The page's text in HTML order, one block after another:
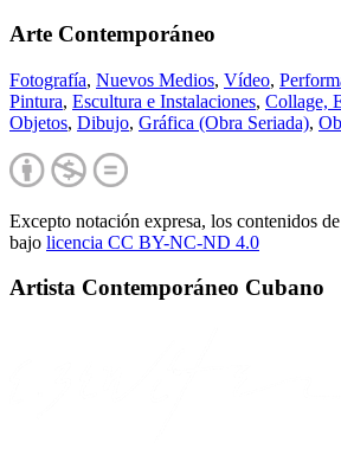
Arte Contemporáneo
Fotografía, Nuevos Medios, Vídeo,
Pintura, Escultura e Instalaciones, Collage,
Objetos, Dibujo, Gráfica (Obra Seriada),
Excepto notación expresa, los contenidos
bajo licencia CC BY-NC-ND 4.0
Artista Contemporáneo Cubano